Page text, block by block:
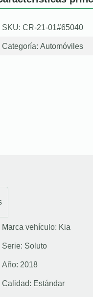
SKU: CR-21-01#65040
Categoría: Automóviles
Marca vehículo: Kia
Serie: Soluto
Año: 2018
Calidad: Estándar